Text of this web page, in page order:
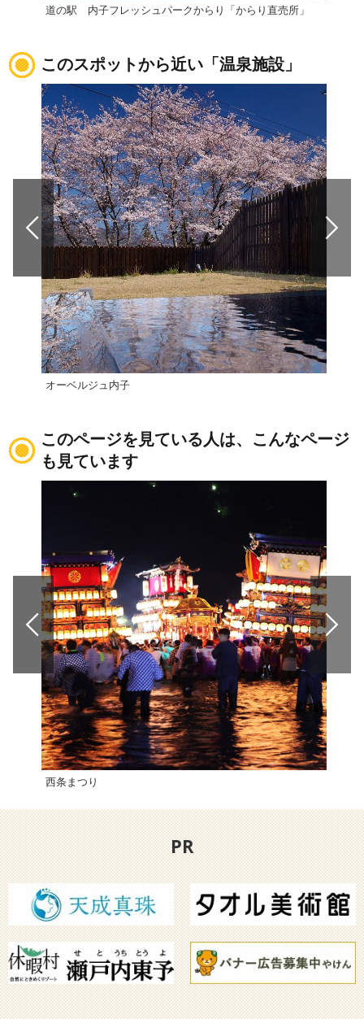
道の駅 内子フレッシュパークからり「からり直売所」
このスポットから近い「温泉施設」
オーベルジュ内子
このページを見ている人は、こんなページ
も見ています
西条まつり
PR